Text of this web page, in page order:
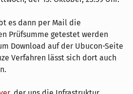
es dann per Mail die
Prüfsumme getestet werden
Download auf der Ubucon-Seite
Verfahren lässt sich dort auch